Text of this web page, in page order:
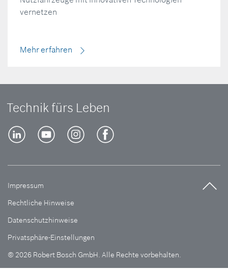
vernetzen
Mehr erfahren
Technik fürs Leben
© 2026 Robert Bosch GmbH. Alle Rechte vorbehalten.
Impressum
Rechtliche Hinweise
Datenschutzhinweise
Privatsphäre-Einstellungen